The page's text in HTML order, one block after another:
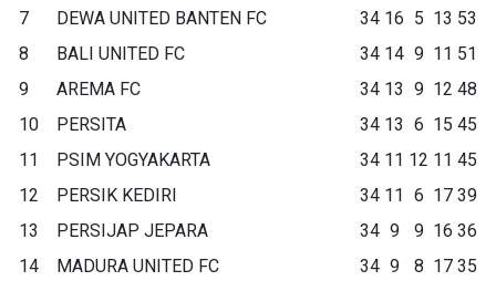
7
DEWA UNITED BANTEN FC 34 16 5 13 53
8
BALI UNITED FC 34 14 9 11 51
9
AREMA FC 34 13 9 12 48
10
PERSITA 34 13 6 15 45
11
PSIM YOGYAKARTA 34 11 12 11 45
12
PERSIK KEDIRI 34 11 6 17 39
13
PERSIJAP JEPARA 34 9 9 16 36
14
MADURA UNITED FC 34 9 8 17 35